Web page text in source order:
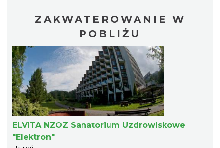
ZAKWATEROWANIE W
POBLIŻU
ELVITA NZOZ Sanatorium Uzdrowiskowe
"Elektron"